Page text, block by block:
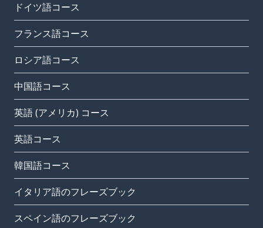
ドイツ語コース
フランス語コース
ロシア語コース
中国語コース
英語 (アメリカ) コース
英語コース
韓国語コース
イタリア語のフレーズブック
スペイン語のフレーズブック